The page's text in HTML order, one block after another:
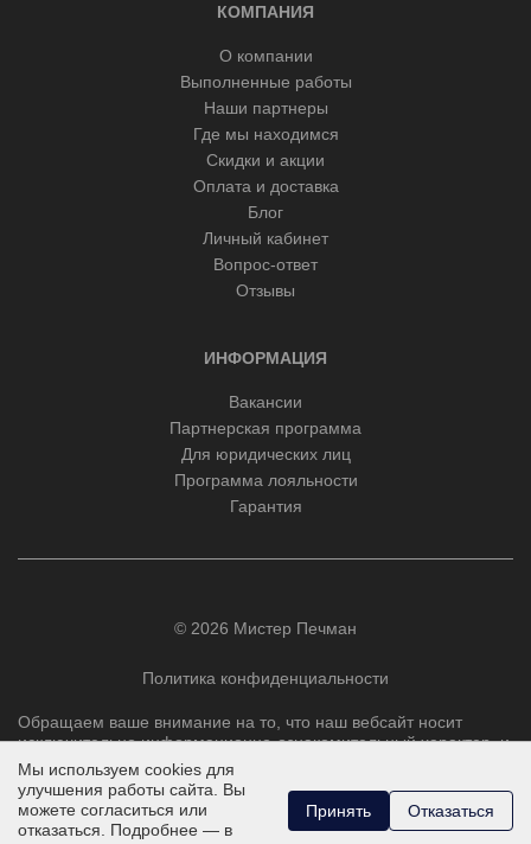
КОМПАНИЯ
О компании
Выполненные работы
Наши партнеры
Где мы находимся
Скидки и акции
Оплата и доставка
Блог
Личный кабинет
Вопрос-ответ
Отзывы
ИНФОРМАЦИЯ
Вакансии
Партнерская программа
Для юридических лиц
Программа лояльности
Гарантия
© 2026 Мистер Печман
Политика конфиденциальности
Обращаем ваше внимание на то, что наш вебсайт носит
исключительно информационно-ознакомительный характер, и
ни при каких условиях не является публичной офертой,
определяемой положениями Статьи 437 Гражданского
кодекса РФ.
Мы используем cookies для
улучшения работы сайта. Вы
можете согласиться или
отказаться. Подробнее — в
Принять Отказаться